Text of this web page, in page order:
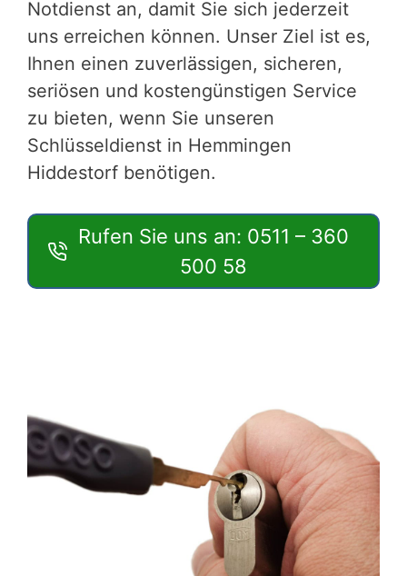
Notdienst an, damit Sie sich jederzeit
uns erreichen können. Unser Ziel ist es,
Ihnen einen zuverlässigen, sicheren,
seriösen und kostengünstigen Service
zu bieten, wenn Sie unseren
Schlüsseldienst in Hemmingen
Hiddestorf benötigen.
Rufen Sie uns an: 0511 – 360
500 58